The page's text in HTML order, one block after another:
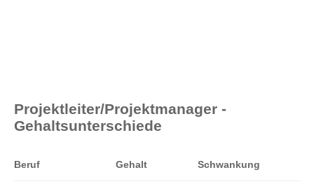
Projektleiter/Projektmanager -
Gehaltsunterschiede
Beruf Gehalt Schwankung